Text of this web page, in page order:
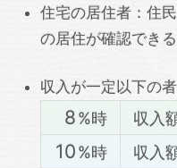
住宅の居住者：住
の居住が確認でき
収入が一定以下の者
8%時 収入
10%時 収入